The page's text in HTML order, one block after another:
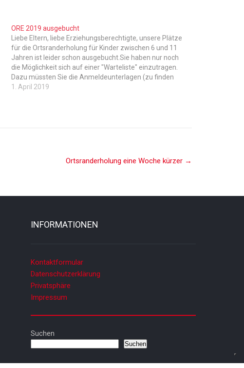
ORE 2019 ausgebucht
Liebe Eltern, liebe Erziehungsberechtigte, unsere Plätze
für die Ortsranderholung für Kinder zwischen 6 und 11
Jahren ist leider schon ausgebucht.Sie haben nur noch
die Möglichkeit sich auf einer "Warteliste" einzutragen.
Dazu müssten Sie die Anmeldeunterlagen (zu finden
unter ORE - ORE 2019) an uns senden. Gerne auch per
1. April 2019
Ortsranderholung eine Woche kürzer →
INFORMATIONEN
Kontaktformular
Datenschutzerklärung
Privatsphäre
Impressum
Suchen
Suchen